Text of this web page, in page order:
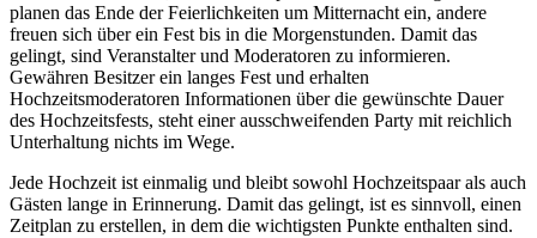
planen das Ende der Feierlichkeiten um Mitternacht ein, andere
freuen sich über ein Fest bis in die Morgenstunden. Damit das
gelingt, sind Veranstalter und Moderatoren zu informieren.
Gewähren Besitzer ein langes Fest und erhalten
Hochzeitsmoderatoren Informationen über die gewünschte Dauer
des Hochzeitsfests, steht einer ausschweifenden Party mit reichlich
Unterhaltung nichts im Wege.
Jede Hochzeit ist einmalig und bleibt sowohl Hochzeitspaar als auch
Gästen lange in Erinnerung. Damit das gelingt, ist es sinnvoll, einen
Zeitplan zu erstellen, in dem die wichtigsten Punkte enthalten sind.